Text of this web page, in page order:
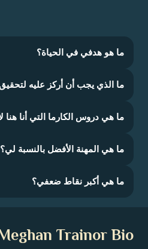
ما هو هدفي في الحياة؟
ما الذي يجب أن أركز عليه
ما هي دروس الكارما التي أنا هنا
ما هي المهنة الأفضل بالنسبة لي؟
ما هي أكبر نقاط ضعفي؟
Trainor Bio